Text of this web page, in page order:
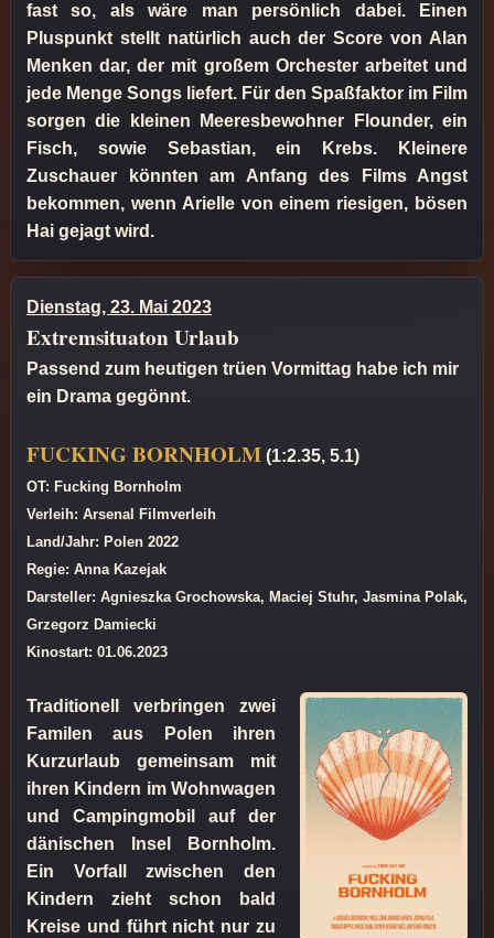
fast so, als wäre man persönlich dabei. Einen
Pluspunkt stellt natürlich auch der Score von Alan
Menken dar, der mit großem Orchester arbeitet und
jede Menge Songs liefert. Für den Spaßfaktor im Film
sorgen die kleinen Meeresbewohner Flounder, ein
Fisch, sowie Sebastian, ein Krebs. Kleinere
Zuschauer könnten am Anfang des Films Angst
bekommen, wenn Arielle von einem riesigen, bösen
Hai gejagt wird.
Dienstag, 23. Mai 2023
Extremsituaton Urlaub
Passend zum heutigen trüen Vormittag habe ich mir
ein Drama gegönnt.
FUCKING BORNHOLM (1:2.35, 5.1)
OT: Fucking Bornholm
Verleih: Arsenal Filmverleih
Land/Jahr: Polen 2022
Regie: Anna Kazejak
Darsteller: Agnieszka Grochowska, Maciej Stuhr, Jasmina Polak,
Grzegorz Damiecki
Kinostart: 01.06.2023
Traditionell verbringen zwei
Familen aus Polen ihren
Kurzurlaub gemeinsam mit
ihren Kindern im Wohnwagen
und Campingmobil auf der
dänischen Insel Bornholm.
Ein Vorfall zwischen den
Kindern zieht schon bald
Kreise und führt nicht nur zu